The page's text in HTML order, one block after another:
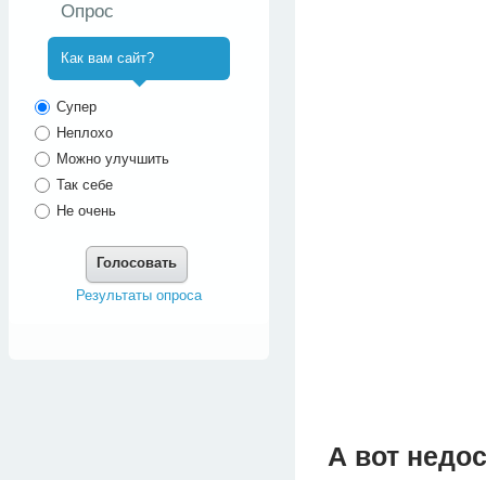
А вот
Опрос
Как вам сайт?
Супер
Неплохо
Можно улучшить
Так себе
Не очень
Голосовать
Результаты опроса